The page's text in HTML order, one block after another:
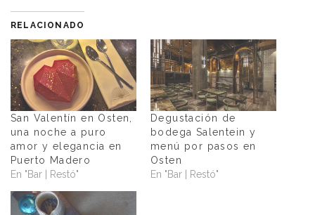
RELACIONADO
San Valentín en Osten,
una noche a puro
amor y elegancia en
Puerto Madero
En "Bar | Restó"
Degustación de
bodega Salentein y
menú por pasos en
Osten
En "Bar | Restó"